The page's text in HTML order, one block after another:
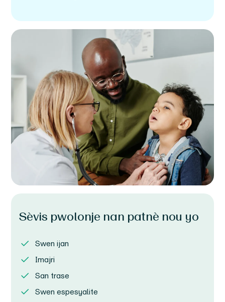
Sèvis pwolonje nan patnè nou yo
Swen ijan
Imajri
San trase
Swen espesyalite